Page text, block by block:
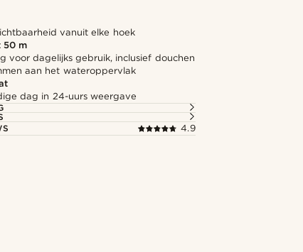
vanuit elke hoek
50 m
voor dagelijks gebruik, inclusief douchen
aan het wateroppervlak
dag in 24-uurs weergave
4.9